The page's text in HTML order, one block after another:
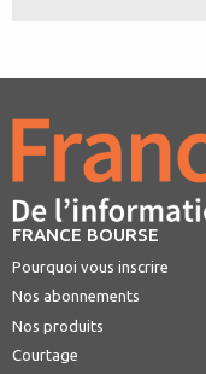
FRANCE BOURSE
Pourquoi vous inscrire
Nos abonnements
Nos produits
Courtage